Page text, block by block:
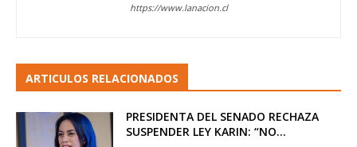
https://www.lanacion.cl
ARTICULOS RELACIONADOS
PRESIDENTA DEL SENADO RECHAZA
SUSPENDER LEY KARIN: “NO...